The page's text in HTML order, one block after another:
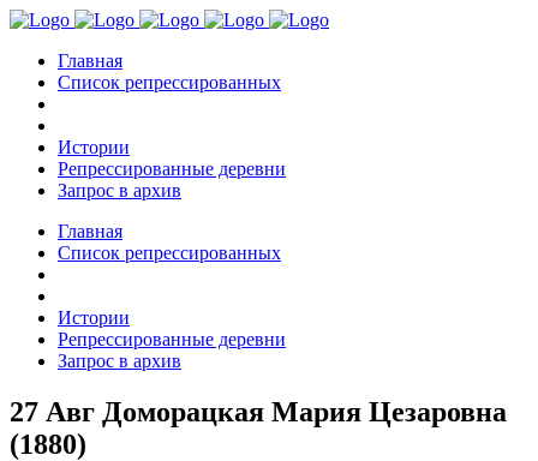
Главная
Список репрессированных
Истории
Репрессированные деревни
Запрос в архив
Главная
Список репрессированных
Истории
Репрессированные деревни
Запрос в архив
27 Авг Доморацкая Мария Цезаровна
(1880)